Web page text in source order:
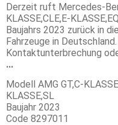
Derzeit ruft Mercedes-
KLASSE,CLE,E-
Baujahrs 2023 zurück in
Fahrzeuge in
Kontaktunterbrechung
...
Modell AMG GT,C-
KLASSE,SL
Baujahr 2023
Code 8297011